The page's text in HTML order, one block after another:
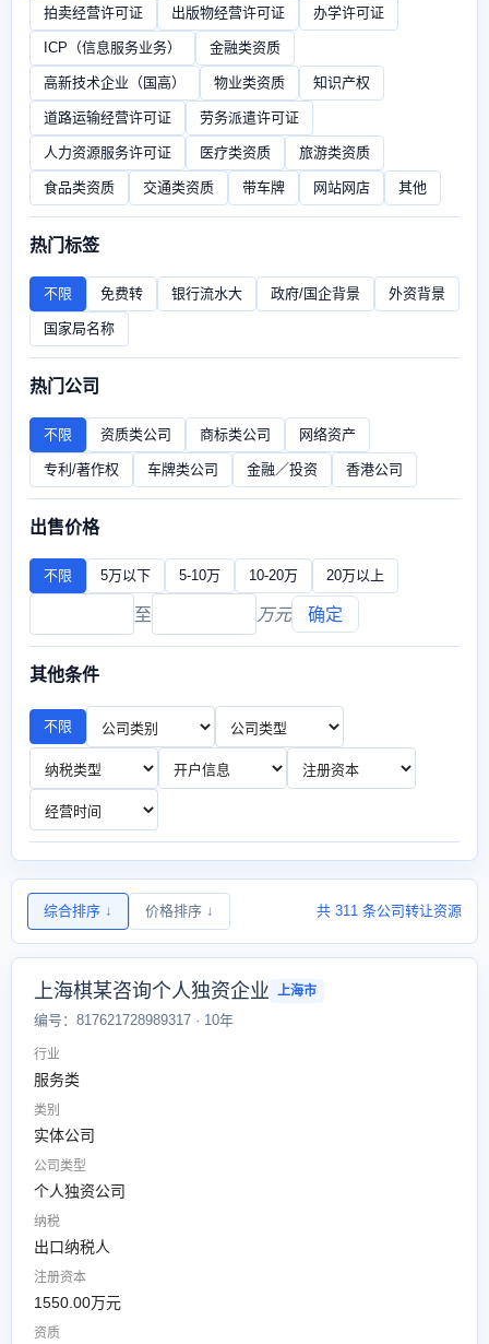
拍卖经营许可证 出版物经营许可证 办学许可证
ICP（信息服务业务） 金融类资质
高新技术企业（国高） 物业类资质 知识产权
道路运输经营许可证 劳务派遣许可证
人力资源服务许可证 医疗类资质 旅游类资质
食品类资质 交通类资质 带车牌 网站网店 其他
热门标签
不限 免费转 银行流水大 政府/国企背景 外资背景
国家局名称
热门公司
不限 资质类公司 商标类公司 网络资产
专利/著作权 车牌类公司 金融／投资 香港公司
出售价格
不限 5万以下 5-10万 10-20万 20万以上
至 万元 确定
其他条件
不限
综合排序 ↓ 价格排序 ↓ 共 311 条公司转让资源
上海棋某咨询个人独资企业 上海市
编号：817621728989317 · 10年
行业
服务类
类别
实体公司
公司类型
个人独资公司
纳税
出口纳税人
注册资本
1550.00万元
资质